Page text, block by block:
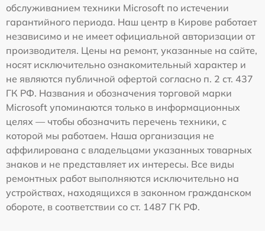
обслуживанием техники Microsoft по истечении
гарантийного периода. Наш центр в Кирове работает
независимо и не имеет официальной авторизации от
производителя. Цены на ремонт, указанные на сайте,
носят исключительно ознакомительный характер и
не являются публичной офертой согласно п. 2 ст. 437
ГК РФ. Названия и обозначения торговой марки
Microsoft упоминаются только в информационных
целях — чтобы обозначить перечень техники, с
которой мы работаем. Наша организация не
аффилирована с владельцами указанных товарных
знаков и не представляет их интересы. Все виды
ремонтных работ выполняются исключительно на
устройствах, находящихся в законном гражданском
обороте, в соответствии со ст. 1487 ГК РФ.